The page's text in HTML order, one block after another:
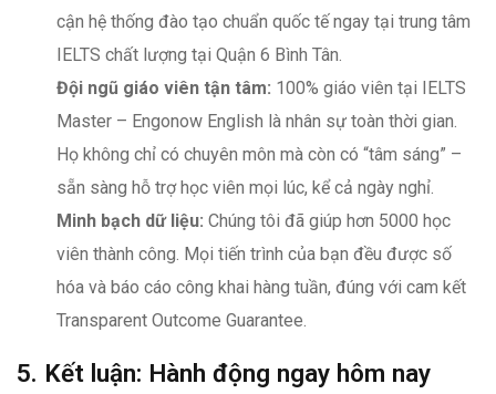
cận hệ thống đào tạo chuẩn quốc tế ngay tại trung tâm
IELTS chất lượng tại Quận 6 Bình Tân.
Đội ngũ giáo viên tận tâm: 100% giáo viên tại IELTS
Master – Engonow English là nhân sự toàn thời gian.
Họ không chỉ có chuyên môn mà còn có “tâm sáng” –
sẵn sàng hỗ trợ học viên mọi lúc, kể cả ngày nghỉ.
Minh bạch dữ liệu: Chúng tôi đã giúp hơn 5000 học
viên thành công. Mọi tiến trình của bạn đều được số
hóa và báo cáo công khai hàng tuần, đúng với cam kết
Transparent Outcome Guarantee.
5. Kết luận: Hành động ngay hôm nay